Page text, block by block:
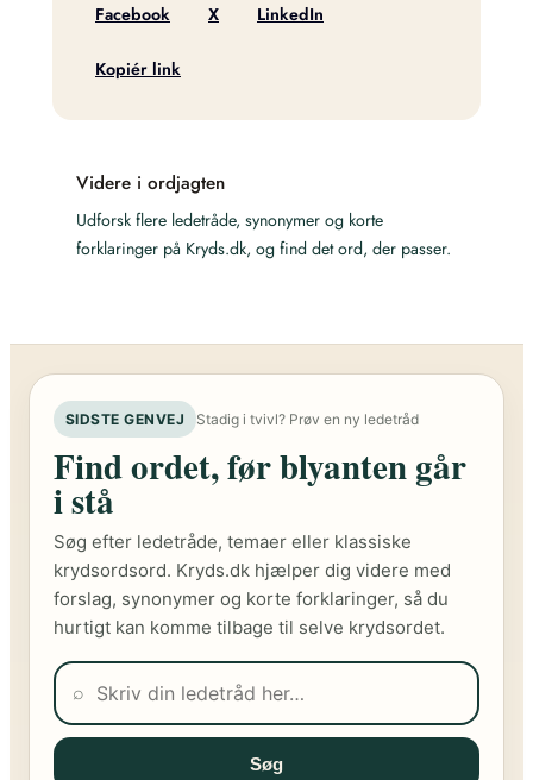
Facebook X LinkedIn
Kopiér link
Videre i ordjagten
Udforsk flere ledetråde, synonymer og korte
forklaringer på Kryds.dk, og find det ord, der passer.
SIDSTE GENVEJ Stadig i tvivl? Prøv en ny ledetråd
Find ordet, før blyanten går
i stå
Søg efter ledetråde, temaer eller klassiske
krydsordsord. Kryds.dk hjælper dig videre med
forslag, synonymer og korte forklaringer, så du
hurtigt kan komme tilbage til selve krydsordet.
⌕
Søg